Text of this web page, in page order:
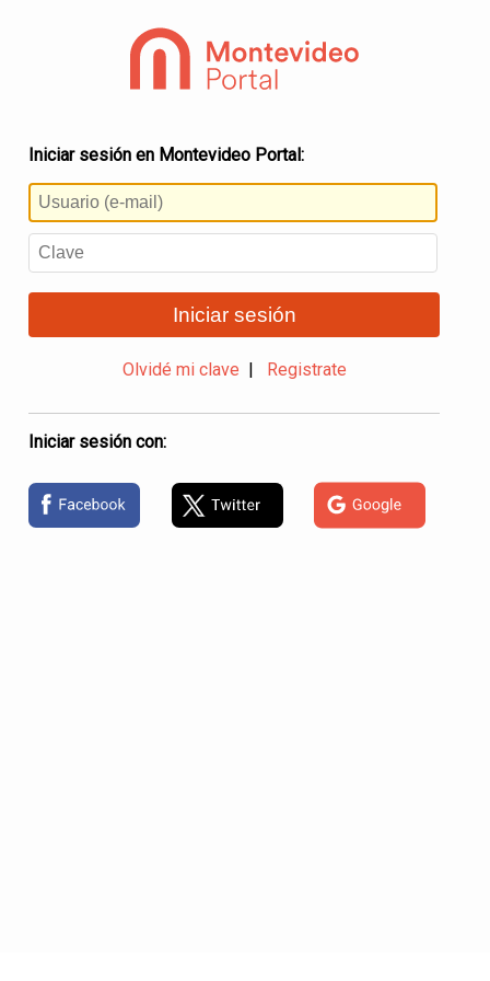
Iniciar sesión en Montevideo Portal:
Iniciar sesión
Olvidé mi clave Registrate
Iniciar sesión con: